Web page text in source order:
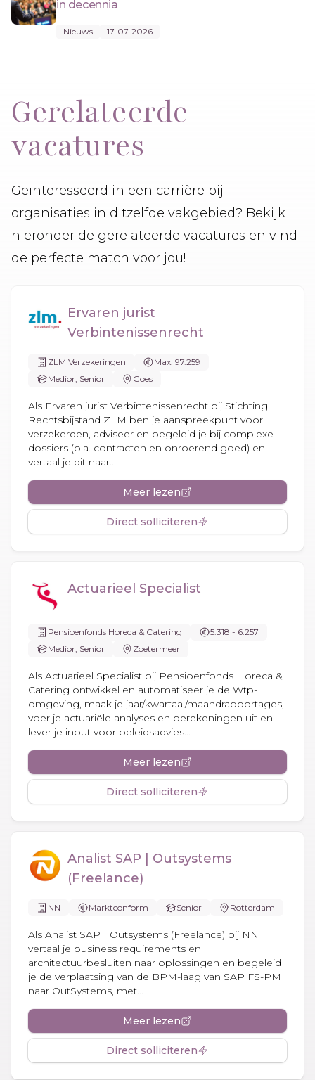
in decennia
Nieuws 17-07-2026
Gerelateerde
vacatures
Geïnteresseerd in een carrière bij
organisaties in ditzelfde vakgebied? Bekijk
hieronder de gerelateerde vacatures en vind
de perfecte match voor jou!
Ervaren jurist
Verbintenissenrecht
ZLM Verzekeringen
Max. 97.259
Medior, Senior
Goes
Als Ervaren jurist Verbintenissenrecht bij Stichting
Rechtsbijstand ZLM ben je aanspreekpunt voor
verzekerden, adviseer en begeleid je bij complexe
dossiers (o.a. contracten en onroerend goed) en
vertaal je dit naar...
Meer lezen
Direct solliciteren
Actuarieel Specialist
Pensioenfonds Horeca & Catering
5.318 - 6.257
Medior, Senior
Zoetermeer
Als Actuarieel Specialist bij Pensioenfonds Horeca &
Catering ontwikkel en automatiseer je de Wtp-
omgeving, maak je jaar/kwartaal/maandrapportages,
voer je actuariële analyses en berekeningen uit en
lever je input voor beleidsadvies...
Meer lezen
Direct solliciteren
Analist SAP | Outsystems
(Freelance)
NN Marktconform Senior Rotterdam
Als Analist SAP | Outsystems (Freelance) bij NN
vertaal je business requirements en
architectuurbesluiten naar oplossingen en begeleid
je de verplaatsing van de BPM-laag van SAP FS-PM
naar OutSystems, met...
Meer lezen
Direct solliciteren